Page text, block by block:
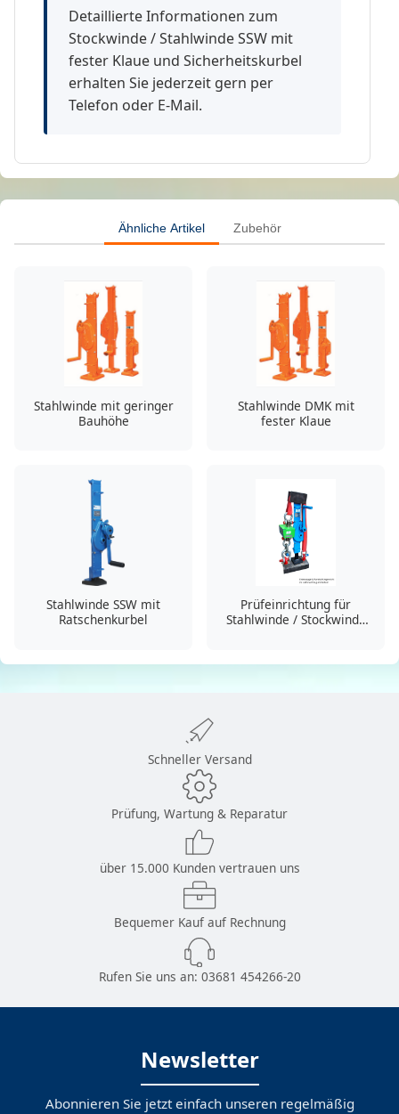
Detaillierte Informationen zum
Stockwinde / Stahlwinde SSW mit
fester Klaue und Sicherheitskurbel
erhalten Sie jederzeit gern per
Telefon oder E-Mail.
Ähnliche Artikel Zubehör
Stahlwinde mit geringer
Bauhöhe
Stahlwinde DMK mit
fester Klaue
Stahlwinde SSW mit
Ratschenkurbel
Prüfeinrichtung für
Stahlwinde / Stockwinde
Schneller Versand
Prüfung, Wartung & Reparatur
über 15.000 Kunden vertrauen uns
Bequemer Kauf auf Rechnung
Rufen Sie uns an: 03681 454266-20
Newsletter
Abonnieren Sie jetzt einfach unseren regelmäßig